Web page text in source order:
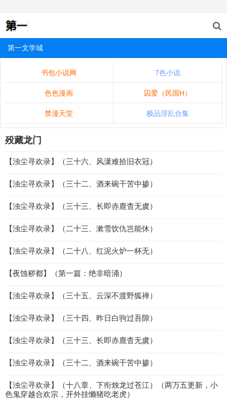
第一文学城
书包小说网 7色小说
色色漫画 囚爱（民国H）
禁漫天堂 极品淫乱合集
殁藏龙门
【浊尘寻欢录】（三十六、风潇难拾旧衣冠）
【浊尘寻欢录】（三十二、酒来碗干苦中掺）
【浊尘寻欢录】（三十三、长即赤鹿杳无虞）
【浊尘寻欢录】（二十三、漱雪饮仇岂能休）
【浊尘寻欢录】（二十八、红泥火炉一杯无）
【夜蚀秽都】（第一篇：绝非暗涌）
【浊尘寻欢录】（三十五、云深不渡野狐禅）
【浊尘寻欢录】（三十四、昨日白驹过吾隙）
【浊尘寻欢录】（三十三、长即赤鹿杳无虞）
【浊尘寻欢录】（三十二、酒来碗干苦中掺）
【浊尘寻欢录】（十八章、下衔烛龙过苍江）（两万五更新，小
色鬼穿越合欢宗，开外挂懒猪吃老虎）